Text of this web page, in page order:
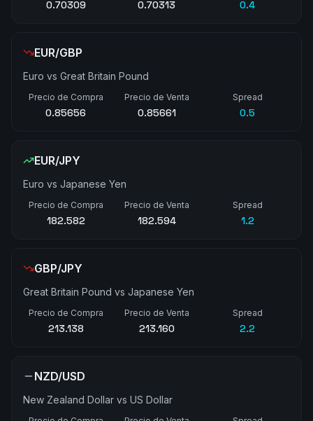
0.70309 0.70313 0.4
EUR/GBP
Euro vs Great Britain Pound
Precio de Compra
0.85656
Precio de Venta
0.85661
Spread
0.5
EUR/JPY
Euro vs Japanese Yen
Precio de Compra
182.579
Precio de Venta
182.594
Spread
1.5
GBP/JPY
Great Britain Pound vs Japanese Yen
Precio de Compra
213.137
Precio de Venta
213.159
Spread
2.2
NZD/USD
New Zealand Dollar vs US Dollar